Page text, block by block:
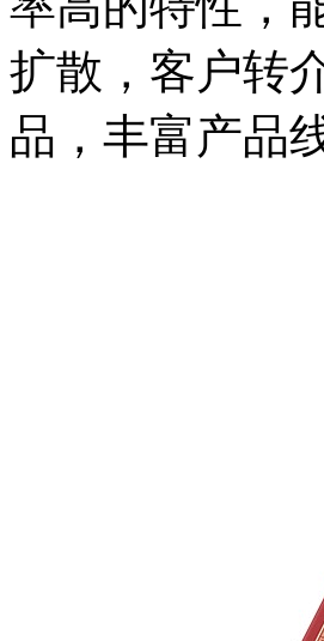
扩散，客户转
品，丰富产品